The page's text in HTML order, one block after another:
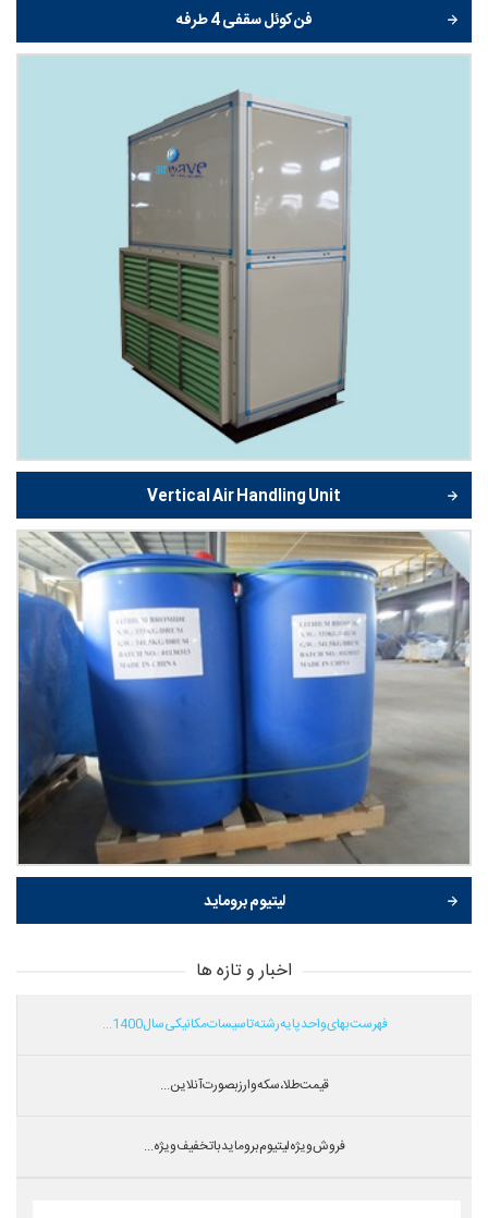
فن کوئل سقفی 4 طرفه
Vertical Air Handling Unit
لیتیوم بروماید
اخبار و تازه ها
فهرست بهای واحد پایه رشته تاسیسات مکانیکی سال 1400...
قیمت طلا،سکه و ارز بصورت آنلاین...
فروش ویژه لیتیوم بروماید با تخفیف ویژه...